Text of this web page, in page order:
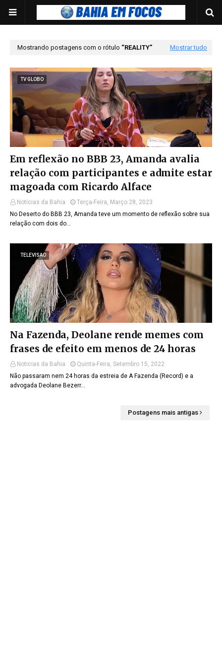
Mostrando postagens com o rótulo REALITY Mostrar tudo
TV GLOBO
Em reflexão no BBB 23, Amanda avalia
relação com participantes e admite estar
magoada com Ricardo Alface
Noticias da Bahia
Terça-Feira, Março 28, 2023
No Deserto do BBB 23, Amanda teve um momento de reflexão sobre sua
relação com dois do…
TELEVISAO
Na Fazenda, Deolane rende memes com
frases de efeito em menos de 24 horas
Noticias da Bahia
Quinta-Feira, Setembro 15, 2022
Não passaram nem 24 horas da estreia de A Fazenda (Record) e a
advogada Deolane Bezerr…
Postagens mais antigas